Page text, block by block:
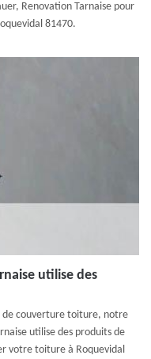
Renovation Tarnaise pour
81470.
utilise des
de couverture toiture, notre
utilise des produits de
votre toiture à Roquevidal